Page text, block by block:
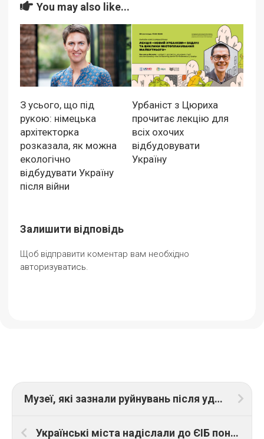
You may also like...
З усього, що під
рукою: німецька
архітекторка
розказала, як можна
екологічно
відбудувати Україну
після війни
Урбаніст з Цюриха
прочитає лекцію для
всіх охочих
відбудовувати
Україну
Залишити відповідь
Щоб відправити коментар вам необхідно
авторизуватись.
Музеї, які зазнали руйнувань після ударів росіян по Києву, збирають гроші на відновлення. Як допомогти
Українські міста надіслали до ЄІБ понад 1000 заявок в межах «Програми з відновлення України»